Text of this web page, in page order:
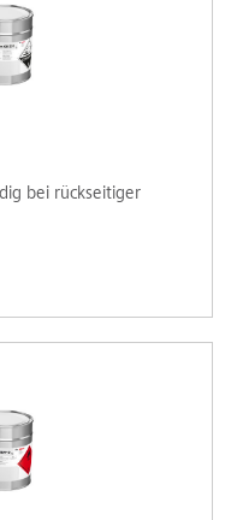
bei rückseitiger